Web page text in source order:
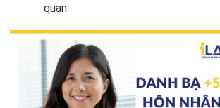
quan.